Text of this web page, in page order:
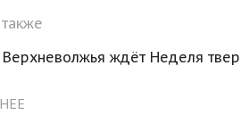
Верхневолжья ждёт Неделя